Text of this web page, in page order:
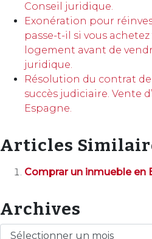
Conseil juridique.
Exonération pour
passe-t-il si vous
logement avant de
juridique.
Résolution du contrat de
succès judiciaire. Vente
Espagne.
Articles
Comprar un inmueble en
Archives
Archives